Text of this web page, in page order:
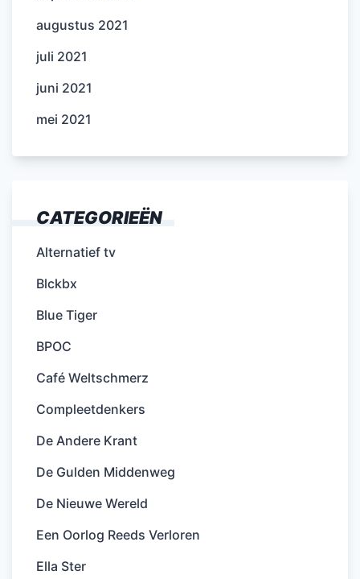
augustus 2021
juli 2021
juni 2021
mei 2021
CATEGORIEËN
Alternatief tv
Blckbx
Blue Tiger
BPOC
Café Weltschmerz
Compleetdenkers
De Andere Krant
De Gulden Middenweg
De Nieuwe Wereld
Een Oorlog Reeds Verloren
Ella Ster